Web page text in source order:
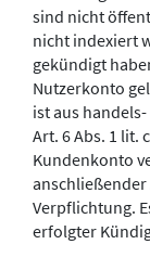
sind nicht
nicht indexiert
gekündigt
Nutzerkonto
ist aus
Art. 6 Abs. 1 lit.
Kundenkonto
Verpflichtung.
erfolgter